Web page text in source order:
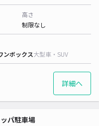
高さ
制限なし
ンボックス大型車・SUV
詳細へ
パ駐車場